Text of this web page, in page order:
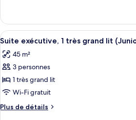
Suite
exécutive,
1
très
grand
lit
(Master)
Suite
exécutive,
1
grand
lit
Afficher
toutes
les
photos
pour
ce
type
de
Une
4
Suite exécutive, 1 très grand lit
45 m²
3 personnes
1 très grand lit
Wi-Fi gratuit
Plus de détails
Plus